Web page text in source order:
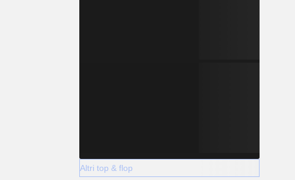
Altri top & flop